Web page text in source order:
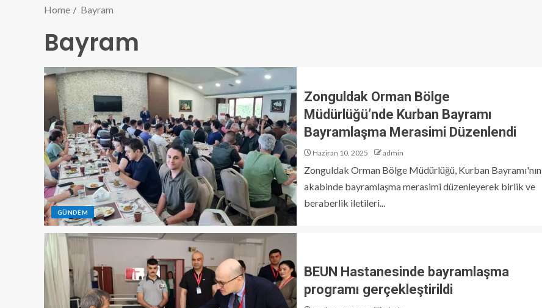
Home Bayram
Bayram
GÜNDEM
Zonguldak Orman Bölge
Müdürlüğü’nde Kurban Bayramı
Bayramlaşma Merasimi Düzenlendi
Haziran 10, 2025 admin
Zonguldak Orman Bölge Müdürlüğü, Kurban Bayramı'nın
akabinde bayramlaşma merasimi düzenleyerek birlik ve
beraberlik iletileri...
BEUN Hastanesinde bayramlaşma
programı gerçekleştirildi